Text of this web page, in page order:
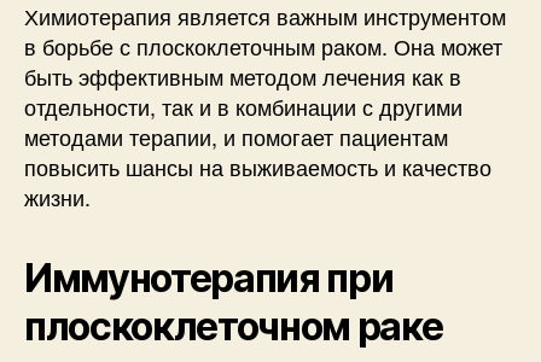
Химиотерапия является важным инструментом
в борьбе с плоскоклеточным раком. Она может
быть эффективным методом лечения как в
отдельности, так и в комбинации с другими
методами терапии, и помогает пациентам
повысить шансы на выживаемость и качество
жизни.
Иммунотерапия при
плоскоклеточном раке